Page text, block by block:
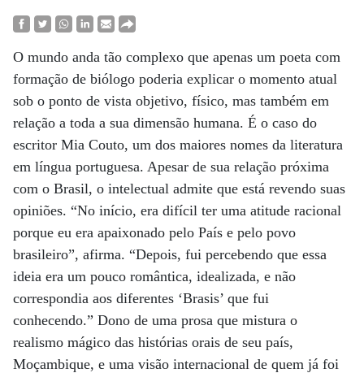
O mundo anda tão complexo que apenas um poeta com
formação de biólogo poderia explicar o momento atual
sob o ponto de vista objetivo, físico, mas também em
relação a toda a sua dimensão humana. É o caso do
escritor Mia Couto, um dos maiores nomes da literatura
em língua portuguesa. Apesar de sua relação próxima
com o Brasil, o intelectual admite que está revendo suas
opiniões. “No início, era difícil ter uma atitude racional
porque eu era apaixonado pelo País e pelo povo
brasileiro”, afirma. “Depois, fui percebendo que essa
ideia era um pouco romântica, idealizada, e não
correspondia aos diferentes ‘Brasis’ que fui
conhecendo.” Dono de uma prosa que mistura o
realismo mágico das histórias orais de seu país,
Moçambique, e uma visão internacional de quem já foi